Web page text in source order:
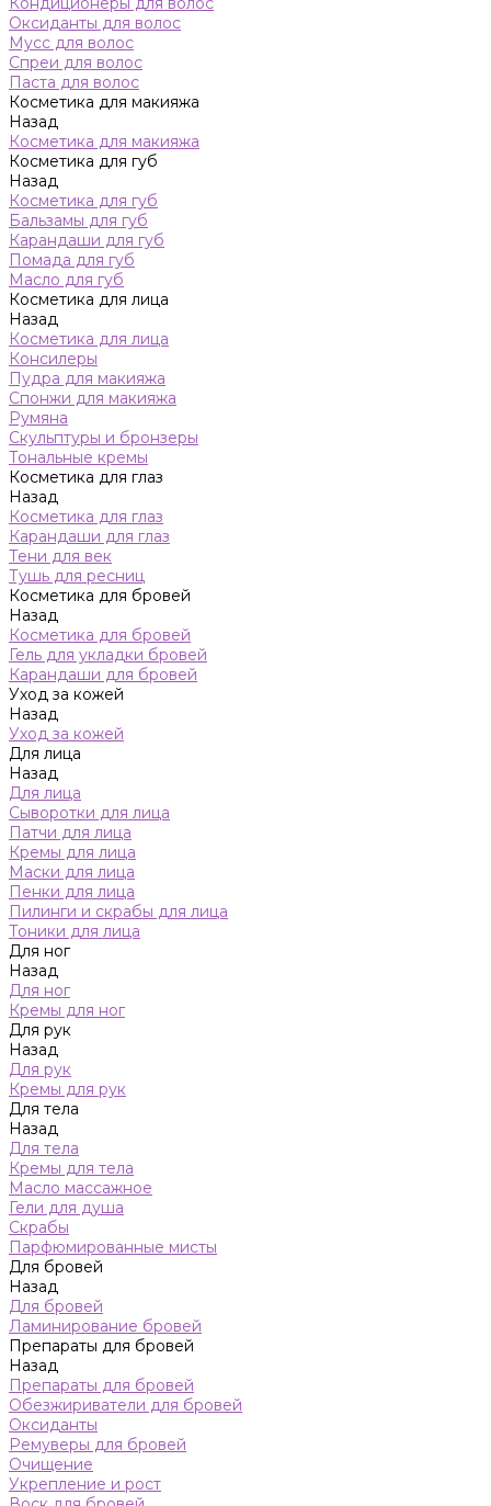
Оксиданты для волос
Мусс для волос
Спреи для волос
Паста для волос
Косметика для макияжа
Назад
Косметика для макияжа
Косметика для губ
Назад
Косметика для губ
Бальзамы для губ
Карандаши для губ
Помада для губ
Масло для губ
Косметика для лица
Назад
Косметика для лица
Консилеры
Пудра для макияжа
Спонжи для макияжа
Румяна
Скульптуры и бронзеры
Тональные кремы
Косметика для глаз
Назад
Косметика для глаз
Карандаши для глаз
Тени для век
Тушь для ресниц
Косметика для бровей
Назад
Косметика для бровей
Гель для укладки бровей
Карандаши для бровей
Уход за кожей
Назад
Уход за кожей
Для лица
Назад
Для лица
Сыворотки для лица
Патчи для лица
Кремы для лица
Маски для лица
Пенки для лица
Пилинги и скрабы для лица
Тоники для лица
Для ног
Назад
Для ног
Кремы для ног
Для рук
Назад
Для рук
Кремы для рук
Для тела
Назад
Для тела
Кремы для тела
Масло массажное
Гели для душа
Скрабы
Парфюмированные мисты
Для бровей
Назад
Для бровей
Ламинирование бровей
Препараты для бровей
Назад
Препараты для бровей
Обезжириватели для бровей
Оксиданты
Ремуверы для бровей
Очищение
Укрепление и рост